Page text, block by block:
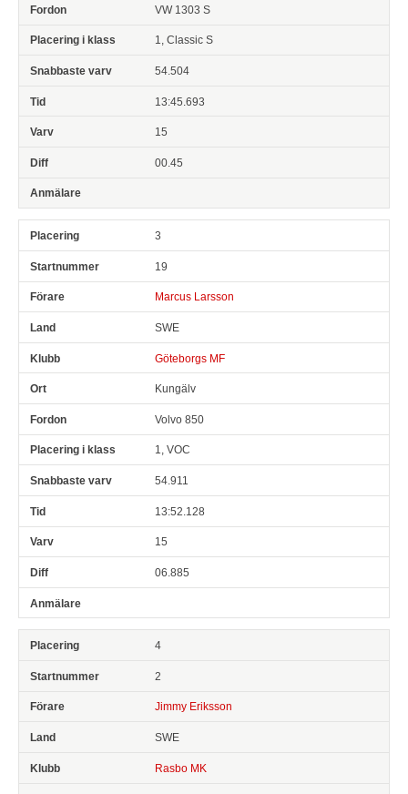
VW 1303 S
1, Classic S
54.504
13:45.693
15
00.45
3
19
Marcus Larsson
SWE
Göteborgs MF
Kungälv
Volvo 850
1, VOC
54.911
13:52.128
15
06.885
4
2
Jimmy Eriksson
SWE
Rasbo MK